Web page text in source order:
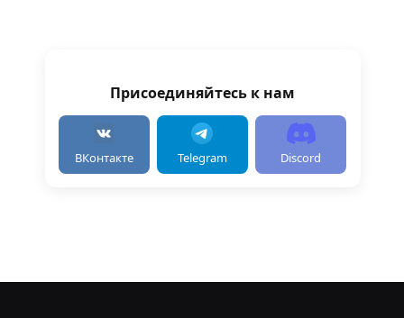
Присоединяйтесь к нам
ВКонтакте Telegram Discord